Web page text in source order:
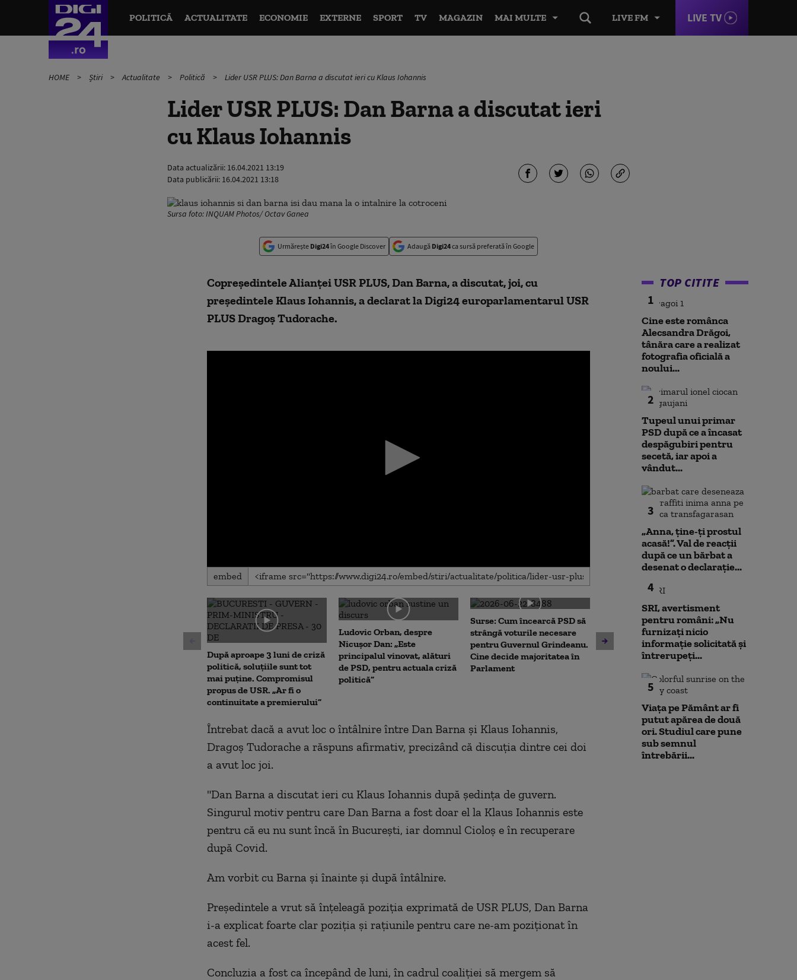
LIVE FM LIVE TV
POLITICĂ ACTUALITATE ECONOMIE EXTERNE SPORT TV MAGAZIN MAI MULTE
HOME Știri Actualitate Politică Lider USR PLUS: Dan Barna a discutat ieri cu Klaus Iohannis
Lider USR PLUS: Dan Barna a discutat ieri
cu Klaus Iohannis
Data actualizării: 16.04.2021 13:19
Data publicării: 16.04.2021 13:18
Sursa foto: INQUAM Photos/ Octav Ganea
Urmărește Digi24în Google Discover Adaugă Digi24ca sursă preferată în Google
Copreședintele Alianței USR PLUS, Dan Barna, a discutat, joi, cu
președintele Klaus Iohannis, a declarat la Digi24 europarlamentarul USR
PLUS Dragoș Tudorache.
0
seconds
0
secondsVolume
90%
embed
După aproape 3 luni de criză
politică, soluțiile sunt tot
mai puține. Compromisul
propus de USR. „Ar fi o
continuitate a premierului”
Ludovic Orban, despre
Nicușor Dan: „Este
principalul vinovat, alături
de PSD, pentru actuala criză
politică”
Surse: Cum încearcă PSD să
strângă voturile necesare
pentru Guvernul Grindeanu.
Cine decide majoritatea în
Parlament
Cristian Bușoi, despre criza
energetică: „Populația nu va
fi afectată de limitările de
Noi verificări
caută o a doua
Întrebat dacă a avut loc o întâlnire între Dan Barna și Klaus Iohannis,
Dragoș Tudorache a răspuns afirmativ, precizând că discuția dintre cei doi
a avut loc joi.
"Dan Barna a discutat ieri cu Klaus Iohannis după ședința de guvern.
Singurul motiv pentru care Dan Barna a fost doar el la Klaus Iohannis este
pentru că eu nu sunt încă în București, iar domnul Cioloș e în recuperare
după Covid.
Am vorbit cu Barna și înainte și după întâlnire.
Președintele a vrut să înțeleagă poziția exprimată de USR PLUS, Dan Barna
i-a explicat foarte clar poziția și rațiunile pentru care ne-am poziționat în
acest fel.
Concluzia a fost ca începând de luni, în cadrul coaliției să mergem să
TOP CITITE
1
Cine este românca
Alecsandra Drăgoi,
tânăra care a realizat
fotografia oficială a
noului...
2
Tupeul unui primar
PSD după ce a încasat
despăgubiri pentru
secetă, iar apoi a
vândut...
3
„Anna, ţine-ţi prostul
acasă!”. Val de reacții
după ce un bărbat a
desenat o declarație...
4
SRI, avertisment
pentru români: „Nu
furnizați nicio
informație solicitată și
întrerupeți...
5
Viața pe Pământ ar fi
putut apărea de două
ori. Studiul care pune
sub semnul
întrebării...